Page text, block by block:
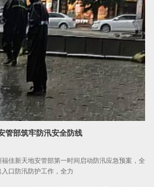
管部筑牢防汛安全防线
佳新天地安管部第一时间启动防汛应急预案，全
口防汛防护工作，全力